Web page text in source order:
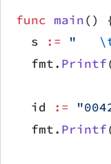
func main()
	s
:= "
	fmt.
Printf
	id
:=
	fmt.
Printf